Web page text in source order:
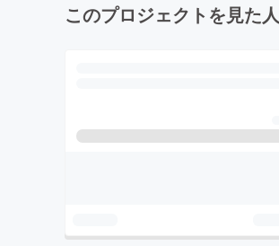
このプロジェクトを見た